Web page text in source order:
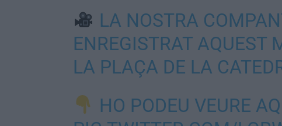
LA NOSTRA
ENREGISTRAT AQUEST
LA PLAÇA DE LA
HO PODEU VEURE